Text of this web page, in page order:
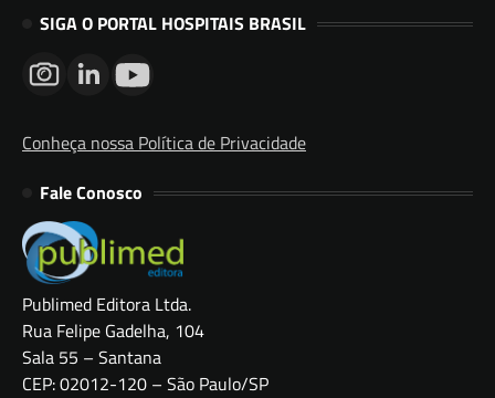
SIGA O PORTAL HOSPITAIS BRASIL
Conheça nossa Política de Privacidade
Fale Conosco
Publimed Editora Ltda.
Rua Felipe Gadelha, 104
Sala 55 – Santana
CEP: 02012-120 – São Paulo/SP